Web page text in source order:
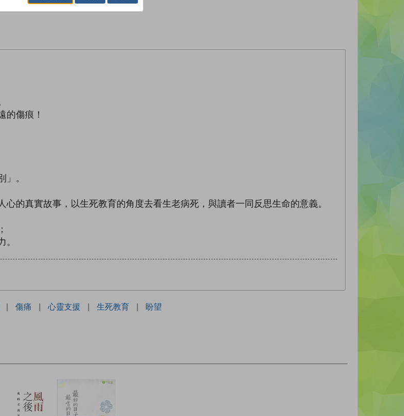
的傷痕！
。
的真實故事，以生死教育的角度去看生老病死，與讀者一同反思生命的意義。
| 傷痛 | 心靈支援 | 生死教育 | 盼望